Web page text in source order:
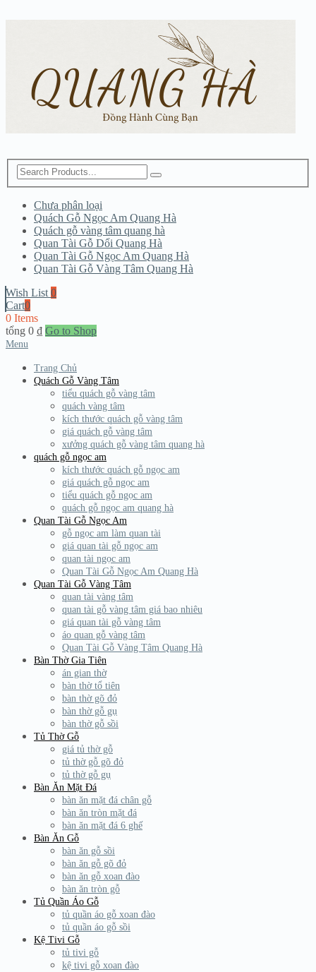
Chưa phân loại
Quách Gỗ Ngọc Am Quang Hà
Quách gỗ vàng tâm quang hà
Quan Tài Gỗ Dổi Quang Hà
Quan Tài Gỗ Ngọc Am Quang Hà
Quan Tài Gỗ Vàng Tâm Quang Hà
Wish List 0
Cart0
0 Items
tổng 0 ₫ Go to Shop
Menu
Trang Chủ
Quách Gỗ Vàng Tâm
tiểu quách gỗ vàng tâm
quách vàng tâm
kích thước quách gỗ vàng tâm
giá quách gỗ vàng tâm
xưởng quách gỗ vàng tâm quang hà
quách gỗ ngọc am
kích thước quách gỗ ngọc am
giá quách gỗ ngọc am
tiểu quách gỗ ngọc am
quách gỗ ngọc am quang hà
Quan Tài Gỗ Ngọc Am
gỗ ngọc am làm quan tài
giá quan tài gỗ ngọc am
quan tài ngọc am
Quan Tài Gỗ Ngọc Am Quang Hà
Quan Tài Gỗ Vàng Tâm
quan tài vàng tâm
quan tài gỗ vàng tâm giá bao nhiêu
giá quan tài gỗ vàng tâm
áo quan gỗ vàng tâm
Quan Tài Gỗ Vàng Tâm Quang Hà
Bàn Thờ Gia Tiên
án gian thờ
bàn thờ tổ tiên
bàn thờ gõ đỏ
bàn thờ gỗ gụ
bàn thờ gỗ sồi
Tủ Thờ Gỗ
giá tủ thờ gỗ
tủ thờ gỗ gõ đỏ
tủ thờ gỗ gụ
Bàn Ăn Mặt Đá
bàn ăn mặt đá chân gỗ
bàn ăn tròn mặt đá
bàn ăn mặt đá 6 ghế
Bàn Ăn Gỗ
bàn ăn gỗ sồi
bàn ăn gỗ gõ đỏ
bàn ăn gỗ xoan đào
bàn ăn tròn gỗ
Tủ Quần Áo Gỗ
tủ quần áo gỗ xoan đào
tủ quần áo gỗ sồi
Kệ Tivi Gỗ
tủ tivi gỗ
kệ tivi gỗ xoan đào